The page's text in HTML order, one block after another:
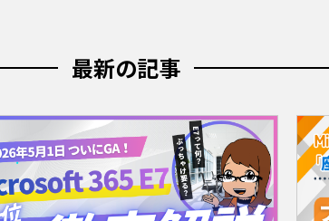
最新の記事